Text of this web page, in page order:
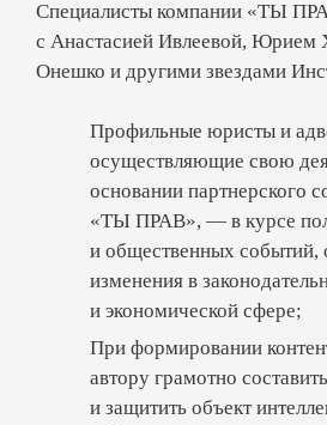
деятельность
российских законов.
следующие ситуации:
получение
налоговой службы об
с дохода, штрафа за его
обсуждение
контента,
сотрудниками
специальных служб;
Специалисты компании «ТЫ
с Анастасией Ивлеевой,
Онешко и другими звездами
Профильные юристы и
осуществляющие свою
основании партнерского
«ТЫ ПРАВ», — в курсе
и общественных событий,
изменения в
и экономической сфере;
При формировании
автору грамотно
и защитить объект